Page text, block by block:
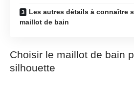
Les autres détails à connaître
maillot de bain
Choisir le maillot de bain
silhouette